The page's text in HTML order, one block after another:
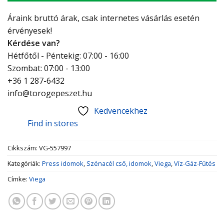
Áraink bruttó árak, csak internetes vásárlás esetén
érvényesek!
Kérdése van?
Hétfőtől - Péntekig: 07:00 - 16:00
Szombat: 07:00 - 13:00
+36 1 287-6432
info@torogepeszet.hu
Kedvencekhez
Find in stores
Cikkszám: VG-557997
Kategóriák: Press idomok, Szénacél cső, idomok,Viega,Víz-Gáz-Fűtés
Címke: Viega